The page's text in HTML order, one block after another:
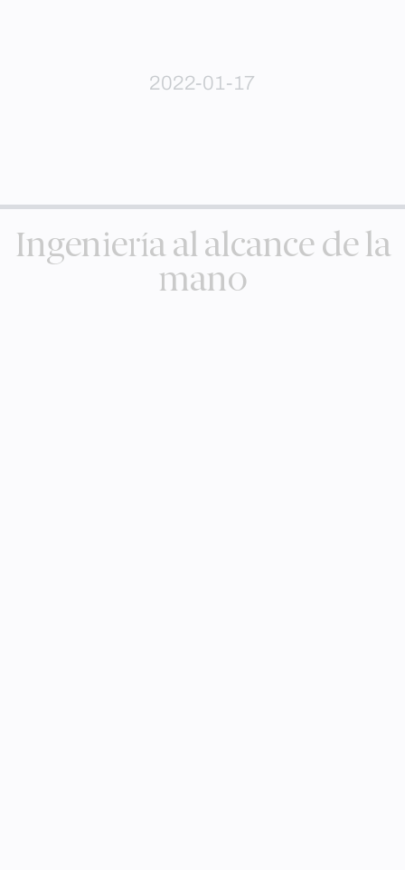
2022-01-17
Ingeniería al alcance de la
mano